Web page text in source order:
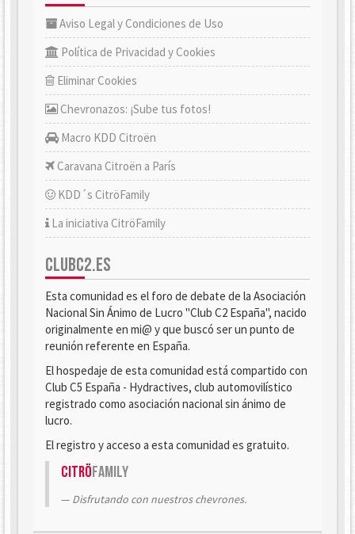
Aviso Legal y Condiciones de Uso
Política de Privacidad y Cookies
Eliminar Cookies
Chevronazos: ¡Sube tus fotos!
Macro KDD Citroën
Caravana Citroën a París
KDD´s CitröFamily
La iniciativa CitröFamily
CLUBC2.ES
Esta comunidad es el foro de debate de la Asociación
Nacional Sin Ánimo de Lucro "Club C2 España", nacido
originalmente en mi@ y que buscó ser un punto de
reunión referente en España.
El hospedaje de esta comunidad está compartido con
Club C5 España - Hydractives, club automovilístico
registrado como asociación nacional sin ánimo de
lucro.
El registro y acceso a esta comunidad es gratuito.
CitröFamily
Disfrutando con nuestros chevrones.